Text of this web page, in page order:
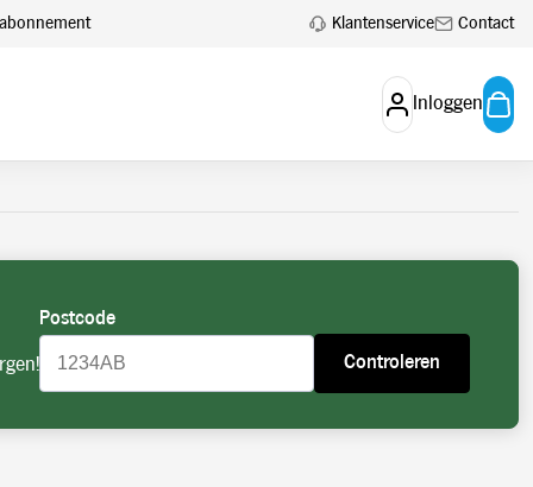
Klantenservice Contact
Inloggen
aan. Account aanvragen
Postcode
Controleren